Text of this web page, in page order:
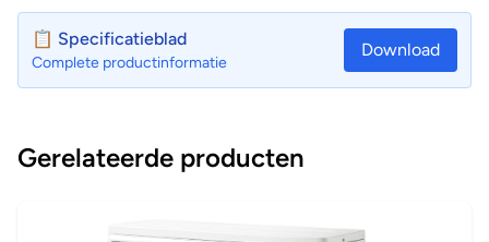
📋 Specificatieblad
Complete productinformatie
Download
Gerelateerde producten